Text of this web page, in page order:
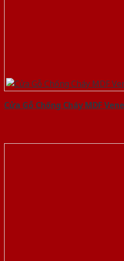
Cửa Gỗ Chống Cháy MDF